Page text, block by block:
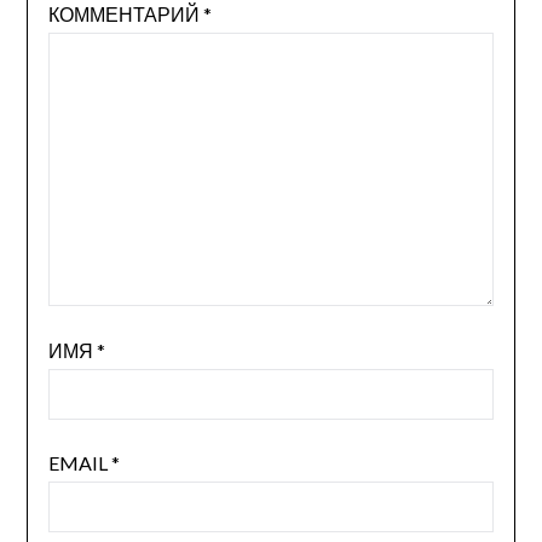
КОММЕНТАРИЙ *
ИМЯ *
EMAIL*